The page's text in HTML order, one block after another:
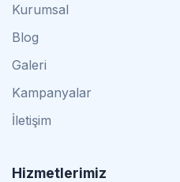
Kurumsal
Blog
Galeri
Kampanyalar
İletişim
Hizmetlerimiz